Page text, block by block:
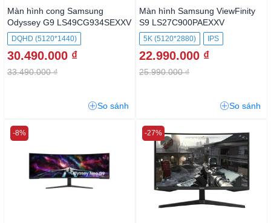
Màn hình cong Samsung
Odyssey G9 LS49CG934SEXXV
DQHD (5120*1440)
30.490.000 ₫
33.490.000 ₫
So sánh
Màn hình Samsung ViewFinity
S9 LS27C900PAEXXV
5K (5120*2880) IPS
22.990.000 ₫
25.990.000 ₫
So sánh
-8% -27%